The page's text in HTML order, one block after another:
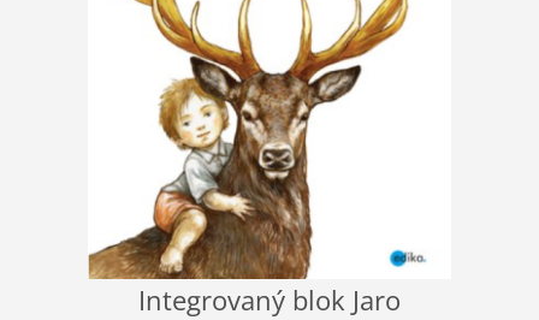
Integrovaný blok Jaro